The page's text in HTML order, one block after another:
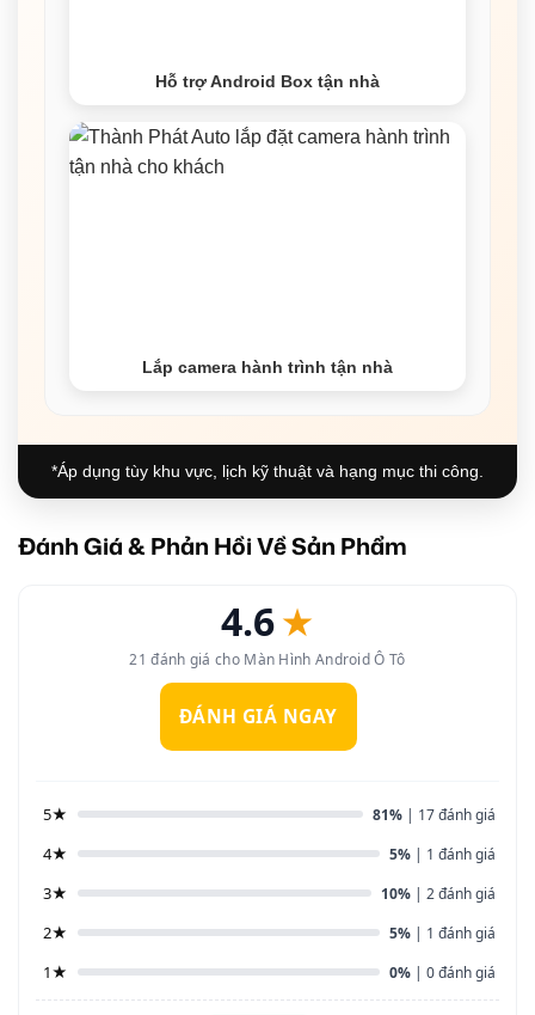
Hỗ trợ Android Box tận nhà
Lắp camera hành trình tận nhà
*Áp dụng tùy khu vực, lịch kỹ thuật và hạng mục thi công.
Đánh Giá & Phản Hồi Về Sản Phẩm
4.6★
21 đánh giá cho Màn Hình Android Ô Tô
ĐÁNH GIÁ NGAY
5★ 81% | 17 đánh giá
4★ 5% | 1 đánh giá
3★ 10% | 2 đánh giá
2★ 5% | 1 đánh giá
1★ 0% | 0 đánh giá